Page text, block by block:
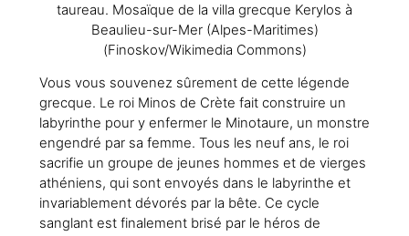
taureau. Mosaïque de la villa grecque Kerylos à
Beaulieu-sur-Mer (Alpes-Maritimes)
(Finoskov/Wikimedia Commons)
Vous vous souvenez sûrement de cette légende
grecque. Le roi Minos de Crète fait construire un
labyrinthe pour y enfermer le Minotaure, un monstre
engendré par sa femme. Tous les neuf ans, le roi
sacrifie un groupe de jeunes hommes et de vierges
athéniens, qui sont envoyés dans le labyrinthe et
invariablement dévorés par la bête. Ce cycle
sanglant est finalement brisé par le héros de